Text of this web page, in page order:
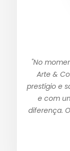
"No
Arte &
prestígio e
e com
diferença.